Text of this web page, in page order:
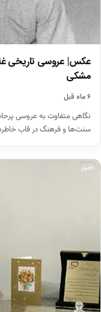
عکس| عروسی تاریخی
مشکی
۶ ماه قبل
نگاهی متفاوت به عروسی
سنت‌ها و فرهنگ در قاب
اخبار